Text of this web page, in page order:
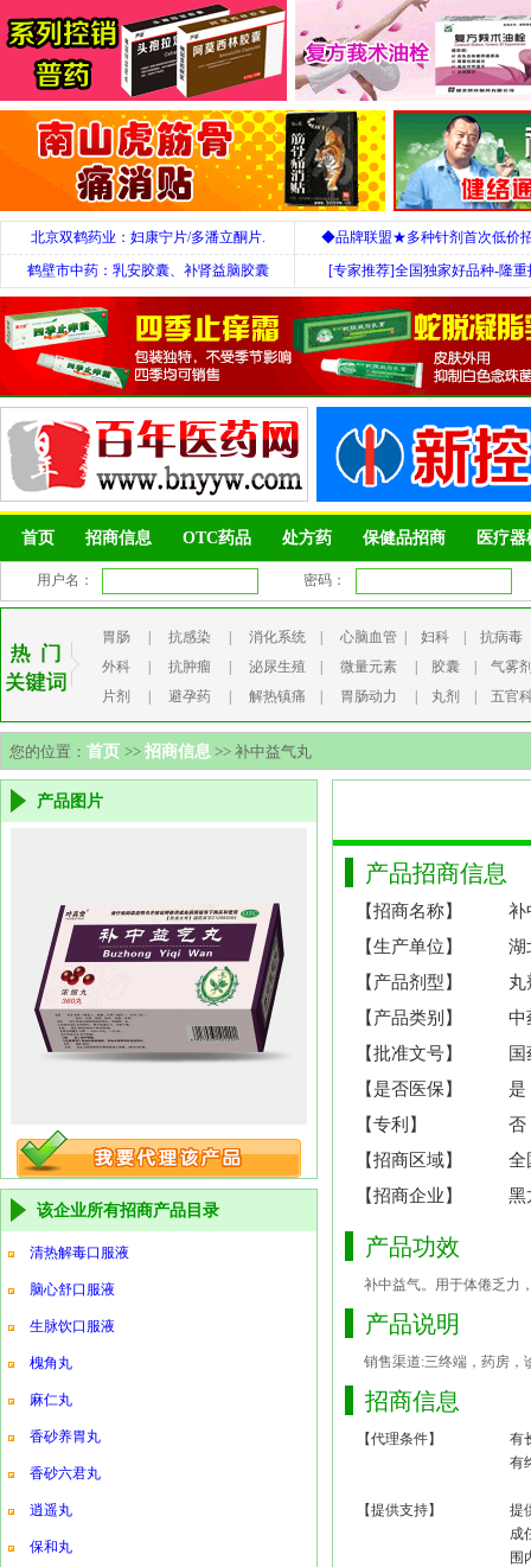
北京双鹤药业：妇康宁片/多潘立酮片.
鹤壁市中药：乳安胶囊、补肾益脑胶囊
◆品牌联盟★多种针剂首次低价
[专家推荐]全国独家好品种-隆重
首页 招商信息 OTC药品 处方药 保健品招商 医疗器
用户名： 密码：
胃肠 抗感染 消化系统 心脑血管 妇科 抗病毒
外科
抗肿瘤 泌尿生殖 微量元素 胶囊
气雾
片剂
避孕药 解热镇痛 胃肠动力 丸剂 五官
您的位置： 首页 >> 招商信息 >> 补中益气丸
产品图片
该企业所有招商产品目录
清热解毒口服液
脑心舒口服液
生脉饮口服液
槐角丸
麻仁丸
香砂养胃丸
香砂六君丸
逍遥丸
保和丸
产品招商信息
【招商名称】
补
【生产单位】
湖
【产品剂型】
丸
【产品类别】
中
【批准文号】
【是否医保】
是
【专利】
否
【招商区域】
全
【招商企业】
黑
产品功效
补中益气。用于体倦乏力
产品说明
销售渠道:三终端，药房，
招商信息
【代理条件】
有
有
【提供支持】
提
成
围